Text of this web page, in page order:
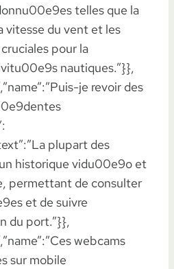
telles que la
du vent et les
pour la
nautiques.”}},
je revoir des
plupart des
historique vidu00e9o et
permettant de consulter
et de suivre
du port.”}},
webcams
sur mobile